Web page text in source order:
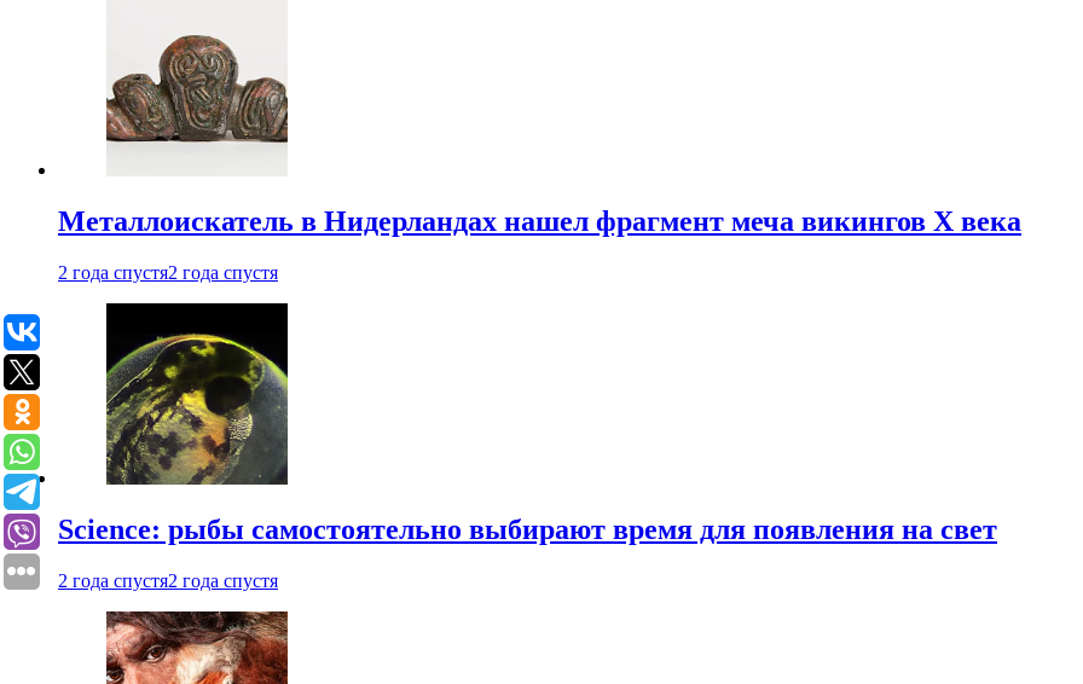
Металлоискатель в Нидерландах нашел фрагмент меча викингов X века
2 года спустя2 года спустя
Science: рыбы самостоятельно выбирают время для появления на свет
2 года спустя2 года спустя